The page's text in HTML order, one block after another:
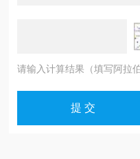
请输入计算结果（填写阿拉